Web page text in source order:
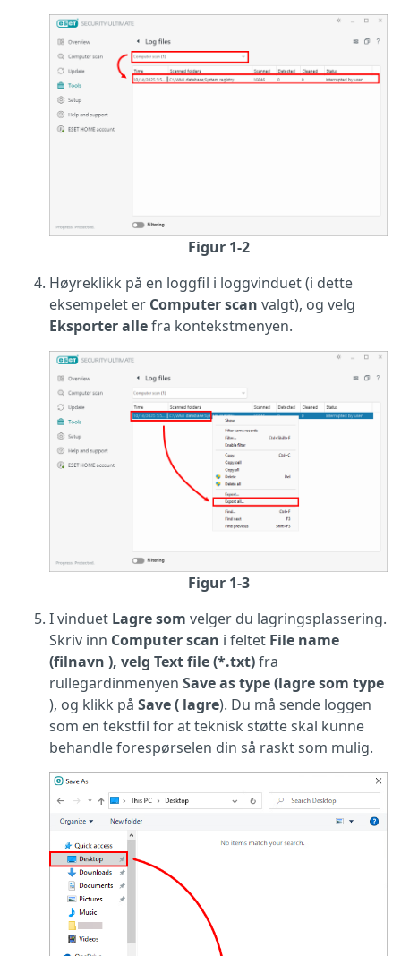
Figur 1-2
Høyreklikk på en loggfil i loggvinduet (i dette
eksempelet er Computer scan valgt), og velg
Eksporter allefra kontekstmenyen.
Figur 1-3
I vinduet Lagre som velger du lagringsplassering.
Skriv inn Computer scan i feltet File name
(filnavn ), velg Text file (*.txt)fra
rullegardinmenyen Save as type (lagre som type
), og klikk på Save ( lagre). Du må sende loggen
som en tekstfil for at teknisk støtte skal kunne
behandle forespørselen din så raskt som mulig.